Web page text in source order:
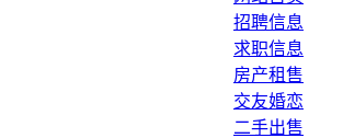
招聘信息
求职信息
房产租售
交友婚恋
二手出售